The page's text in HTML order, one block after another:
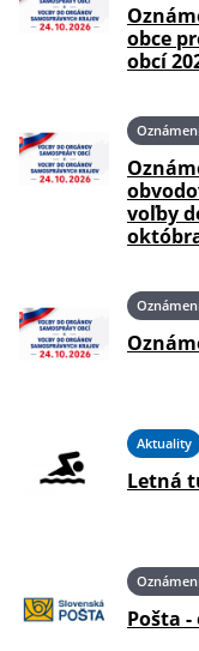
obce
obcí
voľby
Aktuality
Letná
Pošta